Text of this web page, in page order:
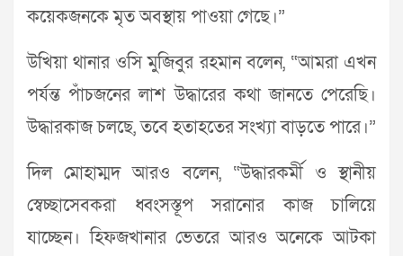
কয়েকজনকে মৃত অবস্থায় পাওয়া গেছে।”
উখিয়া থানার ওসি মুজিবুর রহমান বলেন, “আমরা এখন
পর্যন্ত পাঁচজনের লাশ উদ্ধারের কথা জানতে পেরেছি।
উদ্ধারকাজ চলছে, তবে হতাহতের সংখ্যা বাড়তে পারে।”
দিল মোহাম্মদ আরও বলেন, “উদ্ধারকর্মী ও স্থানীয়
স্বেচ্ছাসেবকরা ধ্বংসস্তূপ সরানোর কাজ চালিয়ে
যাচ্ছেন। হিফজখানার ভেতরে আরও অনেকে আটকা